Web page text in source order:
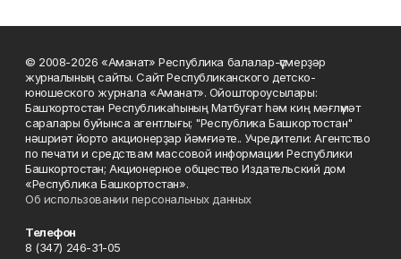
© 2008-2026 «Аманат» Республика балалар-үҫмерҙәр
журналының сайты. Сайт Республиканского детско-
юношеского журнала «Аманат». Ойоштороусылары:
Башҡортостан Республикаһының Матбуғат һәм киң мәғлүмәт
саралары буйынса агентлығы; "Республика Башкортостан"
нәшриәт йорто акционерҙар йәмғиәте.. Учредители: Агентство
по печати и средствам массовой информации Республики
Башкортостан; Акционерное общество Издательский дом
«Республика Башкортостан».
Об использовании персональных данных
Телефон
8 (347) 246-31-05